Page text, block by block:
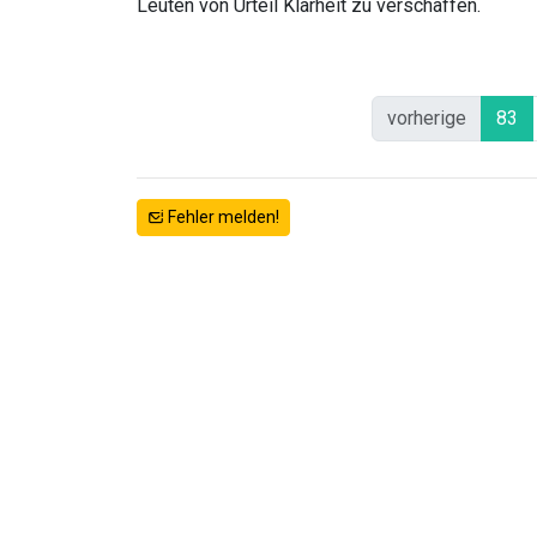
Leuten von Urteil Klarheit zu verschaffen.
vorherige 83
Fehler melden!